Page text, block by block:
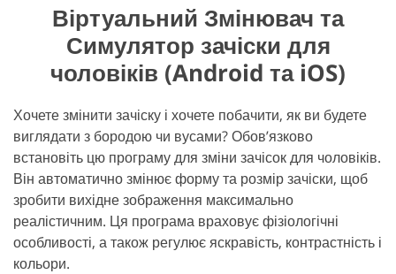
Віртуальний Змінювач та
Симулятор зачіски для
чоловіків (Android та iOS)
Хочете змінити зачіску і хочете побачити, як ви будете
виглядати з бородою чи вусами? Обов’язково
встановіть цю програму для зміни зачісок для чоловіків.
Він автоматично змінює форму та розмір зачіски, щоб
зробити вихідне зображення максимально
реалістичним. Ця програма враховує фізіологічні
особливості, а також регулює яскравість, контрастність і
кольори.